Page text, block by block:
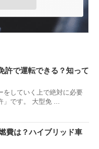
許で運転できる？知って
をしていく上で絶対に必要
」です。 大型免 ...
費は？ハイブリッド車